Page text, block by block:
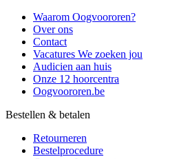
Waarom Oogvoororen?
Over ons
Contact
Vacatures We zoeken jou
Audicien aan huis
Onze 12 hoorcentra
Oogvoororen.be
Bestellen & betalen
Retourneren
Bestelprocedure